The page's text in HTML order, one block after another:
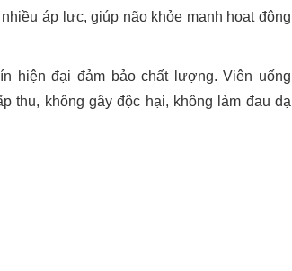
áp lực, giúp não khỏe mạnh hoạt động
hiện đại đảm bảo chất lượng. Viên uống
thu, không gây độc hại, không làm đau dạ